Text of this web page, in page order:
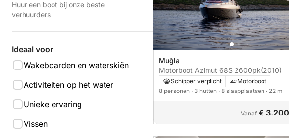
Huur een boot bij onze beste
verhuurders
Ideaal voor
Wakeboarden en waterskiën
Activiteiten op het water
Unieke ervaring
Vissen
Muğla
Motorboot Azimut 68S 2600pk(2010)
Schipper verplicht
Motorboot
8 personen · 3 hutten · 8 slaapplaatsen · 22 m
Vanaf € 3.200